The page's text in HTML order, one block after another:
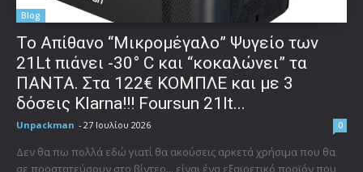
Blog
Το Απίθανο “Μικρομέγαλο” Ψυγείο των
21Lt πιάνει -30° C και “κοκαλώνει” τα
ΠΑΝΤΑ. Στα 122€ ΚΟΜΠΛΕ και με 3
δόσεις Klarna!!! Foursun 21lt...
Unpackman - 27 Ιουλίου 2026 0
Δεν θα πω πολλά εδώ γιατί θα ακούσεις αρκετά χρήσιμα που θα
σε προστατεύσουν στο βίντεο... είναι ένα εξαιρετικό προϊόν που